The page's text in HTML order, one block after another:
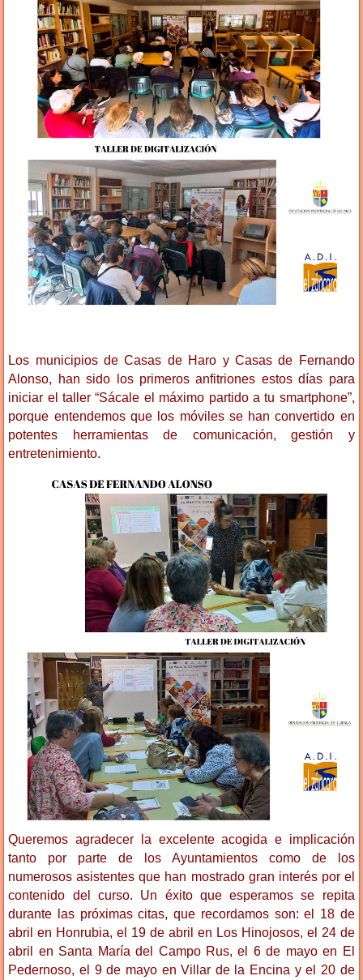
Los municipios de Casas de Haro y Casas de Fernando
Alonso, han sido los primeros anfitriones estos días para
iniciar el taller “Sácale el máximo partido a tu smartphone”,
porque entendemos que los móviles se han convertido en
potentes herramientas de comunicación, gestión y
entretenimiento.
Queremos agradecer la excelente acogida e implicación
tanto por parte de los Ayuntamientos como de los
numerosos asistentes que han mostrado gran interés por el
contenido del curso. Un éxito que esperamos se repita
durante las próximas citas, que recordamos son: el 18 de
abril en Honrubia, el 19 de abril en Los Hinojosos, el 24 de
abril en Santa María del Campo Rus, el 6 de mayo en El
Pedernoso, el 9 de mayo en Villar de la Encina y el 20 de